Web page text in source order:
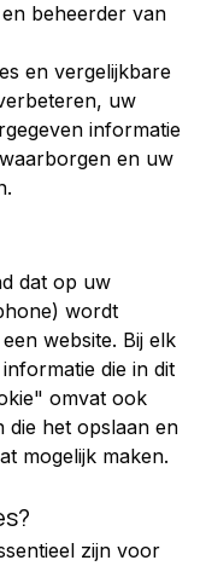
beheerder van
en vergelijkbare
uw
informatie
en uw
dat op uw
wordt
website. Bij elk
die in dit
omvat ook
die het opslaan en
mogelijk maken.
zijn voor